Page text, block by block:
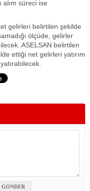
alım süreci ise
gelirleri belirtilen şekilde
ölçüde, gelirler
ASELSAN belirtilen
ettiği net gelirleri yatırım